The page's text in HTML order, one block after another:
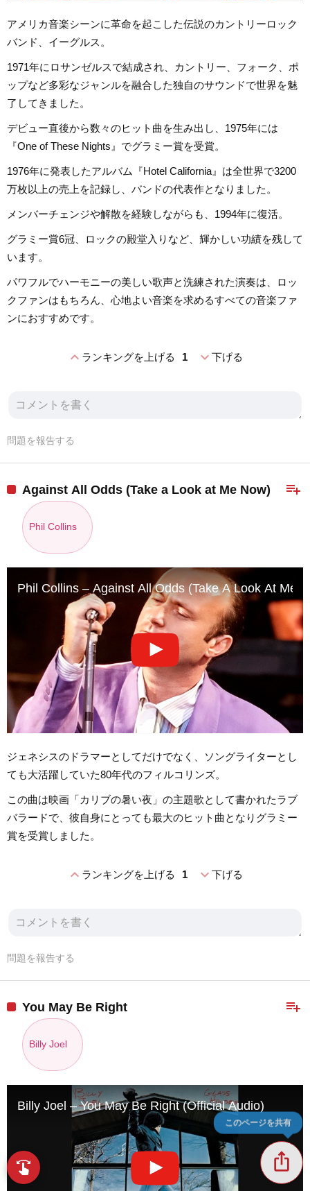
アメリカ音楽シーンに革命を起こした伝説のカントリーロック
バンド、イーグルス。
1971年にロサンゼルスで結成され、カントリー、フォーク、ポ
ップなど多彩なジャンルを融合した独自のサウンドで世界を魅
了してきました。
デビュー直後から数々のヒット曲を生み出し、1975年には
『One of These Nights』でグラミー賞を受賞。
1976年に発表したアルバム『Hotel California』は全世界で3200
万枚以上の売上を記録し、バンドの代表作となりました。
メンバーチェンジや解散を経験しながらも、1994年に復活。
グラミー賞6冠、ロックの殿堂入りなど、輝かしい功績を残して
います。
パワフルでハーモニーの美しい歌声と洗練された演奏は、ロッ
クファンはもちろん、心地よい音楽を求めるすべての音楽ファ
ンにおすすめです。
expand_lessランキングを上げる 1 expand_more下げる
問題を報告する
playlist_add
Against All Odds (Take a Look at Me Now)
Phil Collins
Phil Collins – Against All Odds (Take A Look At Me
ジェネシスのドラマーとしてだけでなく、ソングライターとし
ても大活躍していた80年代のフィルコリンズ。
この曲は映画「カリブの暑い夜」の主題歌として書かれたラブ
バラードで、彼自身にとっても最大のヒット曲となりグラミー
賞を受賞しました。
expand_lessランキングを上げる 1 expand_more下げる
問題を報告する
playlist_add
You May Be Right
Billy Joel
Billy Joel – You May Be Right (Official Audio)
ios_share
このページを共有
swipe 指先で音楽をブラウズ